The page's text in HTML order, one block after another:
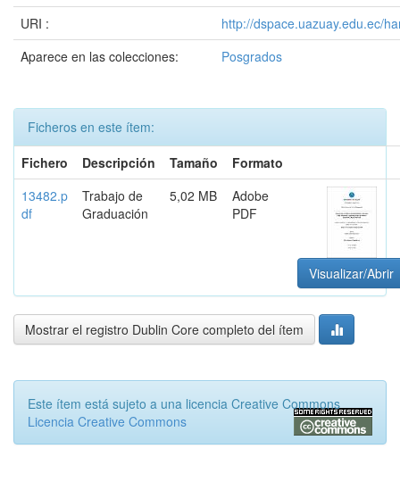
URI :
http://dspace.uazuay.edu.ec/
Aparece en las colecciones:
Posgrados
Ficheros en este ítem:
Fichero
Descripción Tamaño
Formato
13482.p
df
Trabajo de
Graduación
5,02 MB
Adobe
PDF
Visualizar/Abrir
Mostrar el registro Dublin Core completo del ítem
Este ítem está sujeto a una licencia Creative Commons
Licencia Creative Commons